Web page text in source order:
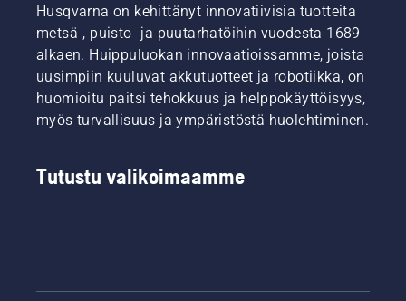
Husqvarna on kehittänyt innovatiivisia tuotteita
metsä-, puisto- ja puutarhatöihin vuodesta 1689
alkaen. Huippuluokan innovaatioissamme, joista
uusimpiin kuuluvat akkutuotteet ja robotiikka, on
huomioitu paitsi tehokkuus ja helppokäyttöisyys,
myös turvallisuus ja ympäristöstä huolehtiminen.
Tutustu valikoimaamme